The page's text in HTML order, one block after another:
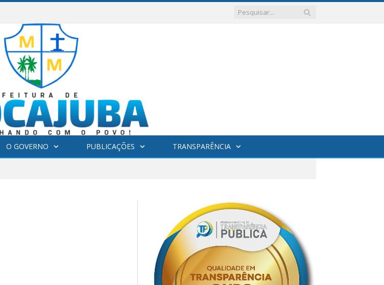
O GOVERNO PUBLICAÇÕES TRANSPARÊNCIA